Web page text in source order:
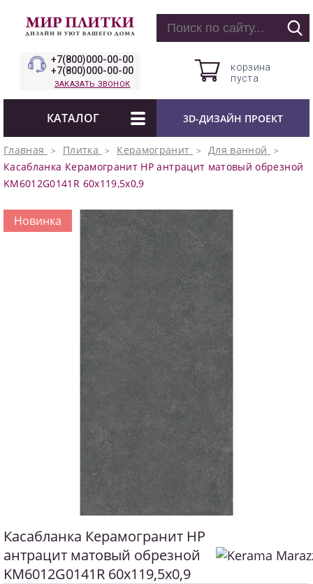
+7(800)000-00-00
+7(800)000-00-00
ЗАКАЗАТЬ ЗВОНОК
корзина
пуста
КАТАЛОГ 3D-ДИЗАЙН ПРОЕКТ
Главная Плитка Керамогранит
Для ванной
Касабланка Керамогранит HP антрацит матовый обрезной
KM6012G0141R 60x119,5x0,9
Новинка
Касабланка Керамогранит HP
антрацит матовый обрезной
KM6012G0141R 60x119,5x0,9